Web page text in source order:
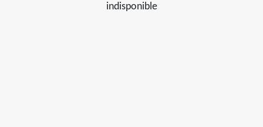
indisponible